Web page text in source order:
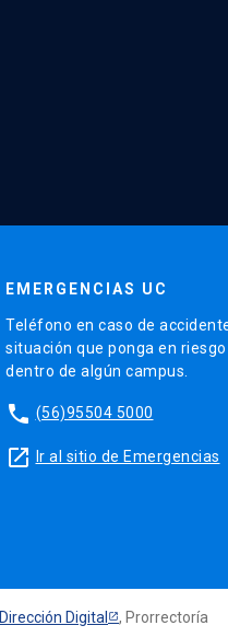
EMERGENCIAS UC
Teléfono en caso de
situación que ponga en
dentro de algún campus.
phone (56)95504 5000
launch Ir al sitio de Emergencias
Dirección Digital , Prorrectoría